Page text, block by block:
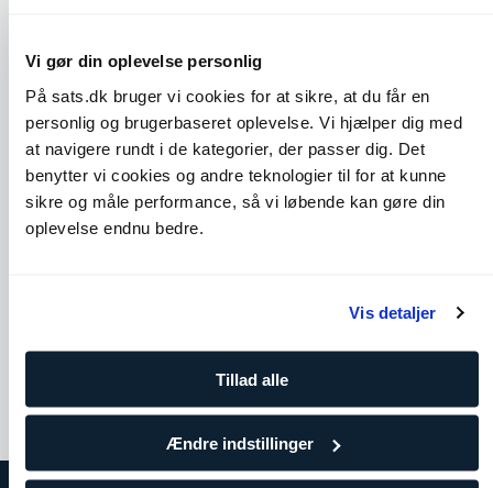
Vi gør din oplevelse personlig
På sats.dk bruger vi cookies for at sikre, at du får en
personlig og brugerbaseret oplevelse. Vi hjælper dig med
at navigere rundt i de kategorier, der passer dig. Det
benytter vi cookies og andre teknologier til for at kunne
sikre og måle performance, så vi løbende kan gøre din
oplevelse endnu bedre.
Vis detaljer
Tillad alle
Ændre indstillinger
Ben og glutes